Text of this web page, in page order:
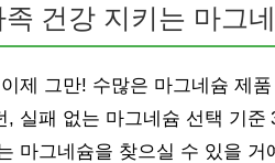
건강 지키는 마그
제 그만! 수많은 마그네슘 제
, 실패 없는 마그네슘 선택 기
마그네슘을 찾으실 수 있을 거